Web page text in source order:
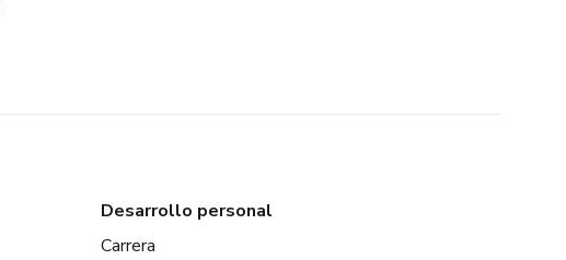
Desarrollo personal
Carrera